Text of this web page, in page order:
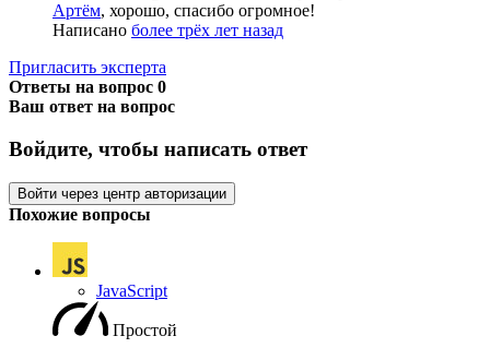
Артём, хорошо, спасибо огромное!
Написано более трёх лет назад
Пригласить эксперта
Ответы на вопрос 0
Ваш ответ на вопрос
Войдите, чтобы написать ответ
Войти через центр авторизации
Похожие вопросы
JavaScript
Простой